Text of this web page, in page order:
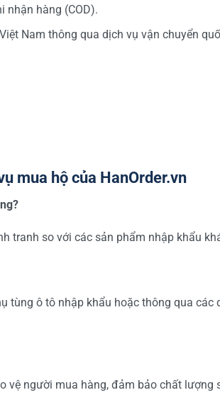
nhận hàng (COD).
Nam thông qua dịch vụ vận chuyển
mua hộ của HanOrder.vn
tranh so với các sản phẩm nhập khẩu
tùng ô tô nhập khẩu hoặc thông qua các
vệ người mua hàng, đảm bảo chất lượng